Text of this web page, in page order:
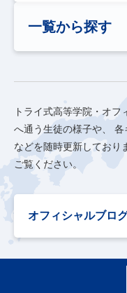
一覧から探す
トライ式高等学院・オ
へ通う生徒の様子や、
各
などを随時更新しており
ご覧ください。
オフィシャルブロ